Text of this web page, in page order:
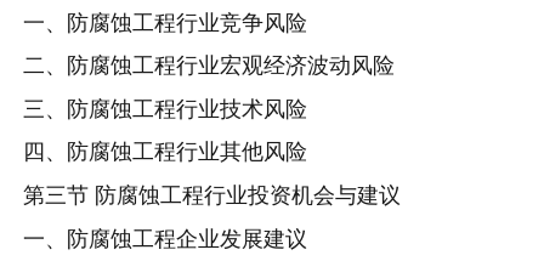
一、防腐蚀工程行业竞争风险
二、防腐蚀工程行业宏观经济波动风险
三、防腐蚀工程行业技术风险
四、防腐蚀工程行业其他风险
第三节 防腐蚀工程行业投资机会与建议
一、防腐蚀工程企业发展建议